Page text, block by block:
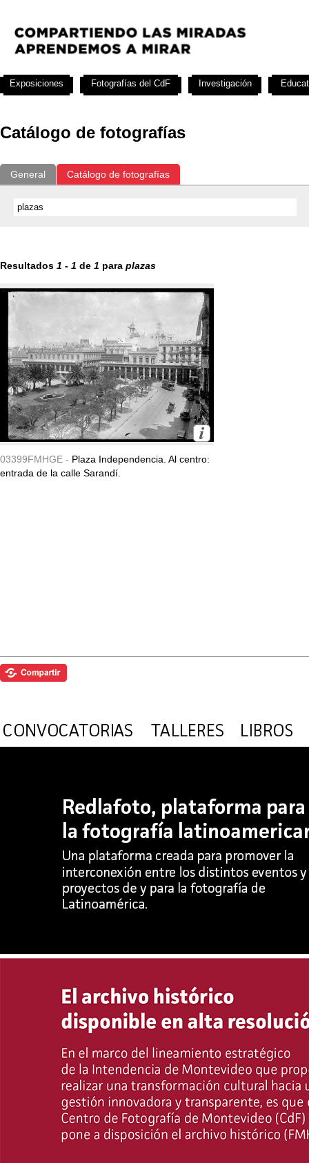
Catálogo de fotografías
General Catálogo de fotografías
Resultados 1 - 1 de 1 para plazas
03399FMHGE - Plaza Independencia. Al centro:
entrada de la calle Sarandí.
Exposiciones Fotografías del CdF Investigación